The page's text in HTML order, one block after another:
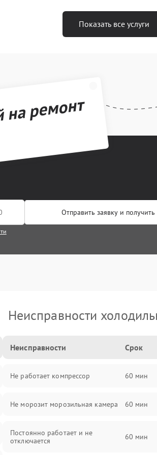
Показать все услуги
ремонт
Отправить заявку и
Неисправности
Неисправности Срок
Не работает компрессор 60 мин
Не морозит морозильная камера 60 мин
Постоянно работает и не
отключается
60 мин